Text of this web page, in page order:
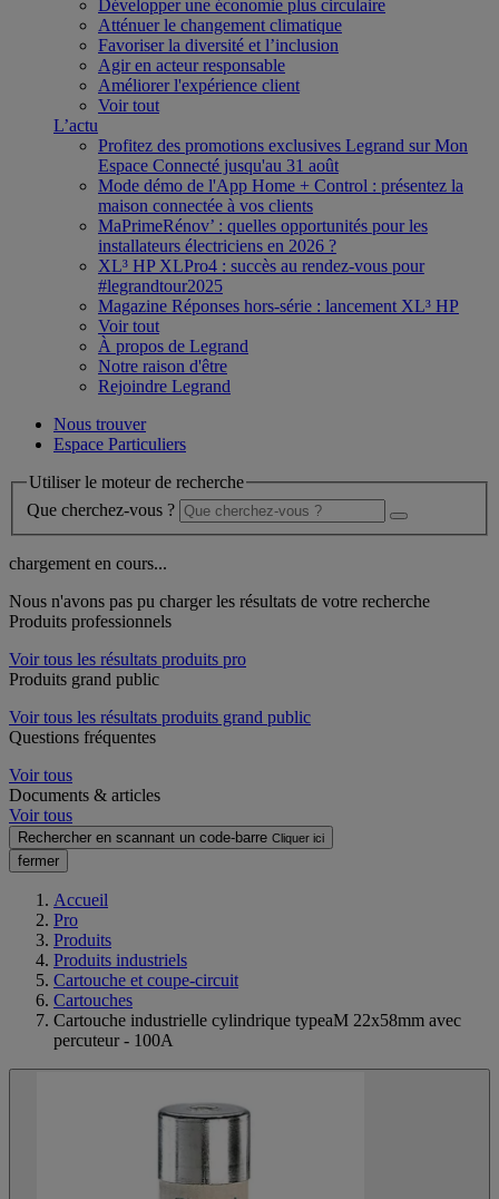
Développer une économie plus circulaire
Atténuer le changement climatique
Favoriser la diversité et l’inclusion
Agir en acteur responsable
Améliorer l'expérience client
Voir tout
L’actu
Profitez des promotions exclusives Legrand sur Mon
Espace Connecté jusqu'au 31 août
Mode démo de l'App Home + Control : présentez la
maison connectée à vos clients
MaPrimeRénov’ : quelles opportunités pour les
installateurs électriciens en 2026 ?
XL³ HP XLPro4 : succès au rendez-vous pour
#legrandtour2025
Magazine Réponses hors-série : lancement XL³ HP
Voir tout
À propos de Legrand
Notre raison d'être
Rejoindre Legrand
Nous trouver
Espace Particuliers
Utiliser le moteur de recherche
Que cherchez-vous ?
chargement en cours...
Nous n'avons pas pu charger les résultats de votre recherche
Produits professionnels
Voir tous les résultats produits pro
Produits grand public
Voir tous les résultats produits grand public
Questions fréquentes
Voir tous
Documents & articles
Voir tous
Rechercher en scannant un code-barre Cliquer ici
fermer
Accueil
Pro
Produits
Produits industriels
Cartouche et coupe-circuit
Cartouches
Cartouche industrielle cylindrique typeaM 22x58mm avec
percuteur - 100A